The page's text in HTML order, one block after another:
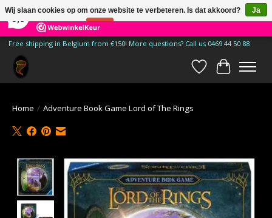
185 Reviews ×
Free shipping in Belgium from €150! More questions? Call us 0469 44 50 88
Verlanglijst
Home / Adventure Book Game Lord of The Rings
Product image slideshow Items
Wij slaan cookies op om onze website te verbeteren. Is dat akkoord?
Ja
Nee